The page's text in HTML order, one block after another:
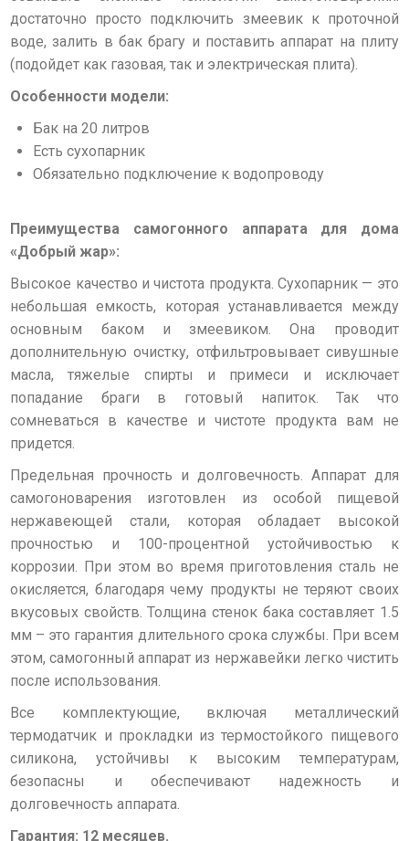
достаточно просто подключить змеевик к проточной
воде, залить в бак брагу и поставить аппарат на плиту
(подойдет как газовая, так и электрическая плита).
Особенности модели:
Бак на 20 литров
Есть сухопарник
Обязательно подключение к водопроводу
Преимущества самогонного аппарата для дома
«Добрый жар»:
Высокое качество и чистота продукта. Сухопарник — это
небольшая емкость, которая устанавливается между
основным баком и змеевиком. Она проводит
дополнительную очистку, отфильтровывает сивушные
масла, тяжелые спирты и примеси и исключает
попадание браги в готовый напиток. Так что
сомневаться в качестве и чистоте продукта вам не
придется.
Предельная прочность и долговечность. Аппарат для
самогоноварения изготовлен из особой пищевой
нержавеющей стали, которая обладает высокой
прочностью и 100-процентной устойчивостью к
коррозии. При этом во время приготовления сталь не
окисляется, благодаря чему продукты не теряют своих
вкусовых свойств. Толщина стенок бака составляет 1.5
мм – это гарантия длительного срока службы. При всем
этом, самогонный аппарат из нержавейки легко чистить
после использования.
Все комплектующие, включая металлический
термодатчик и прокладки из термостойкого пищевого
силикона, устойчивы к высоким температурам,
безопасны и обеспечивают надежность и
долговечность аппарата.
Гарантия: 12 месяцев.